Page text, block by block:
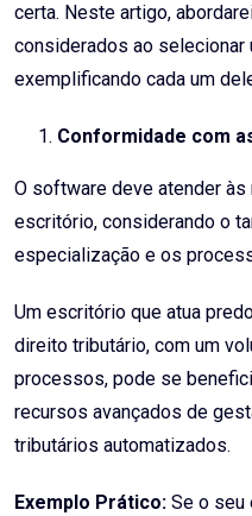
certa. Neste artigo,
considerados ao selecionar
exemplificando cada um
Conformidade com
O software deve atender
escritório, considerando o
especialização e os
Um escritório que atua
direito tributário, com um
processos, pode se
recursos avançados de
tributários automatizados.
Exemplo Prático: Se o seu